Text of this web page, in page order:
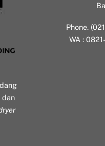
dan
Phone.
WA :